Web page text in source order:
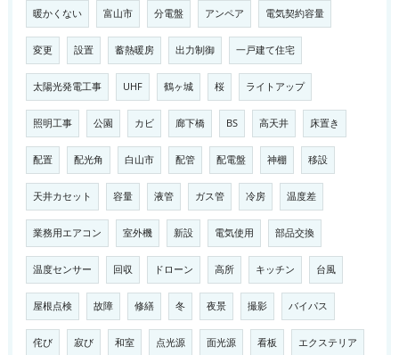
暖かくない 富山市 分電盤 アンペア 電気契約容量
変更 設置 蓄熱暖房 出力制御 一戸建て住宅
太陽光発電工事 UHF 鶴ヶ城 桜 ライトアップ
照明工事 公園 カビ 廊下橋 BS 高天井 床置き
配置 配光角 白山市 配管 配電盤 神棚 移設
天井カセット 容量 液管 ガス管 冷房 温度差
業務用エアコン 室外機 新設 電気使用 部品交換
温度センサー 回収 ドローン 高所 キッチン 台風
屋根点検 故障 修繕 冬 夜景 撮影 バイパス
侘び 寂び 和室 点光源 面光源 看板 エクステリア